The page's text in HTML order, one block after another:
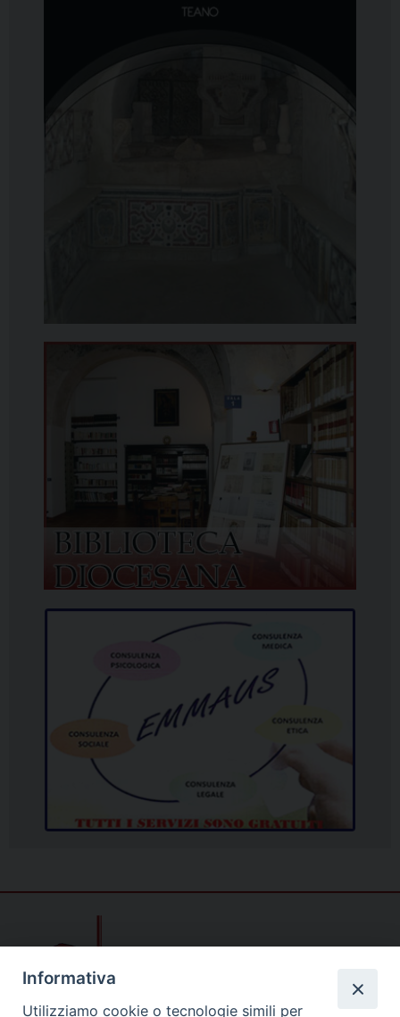
Informativa
Utilizziamo cookie o tecnologie simili per